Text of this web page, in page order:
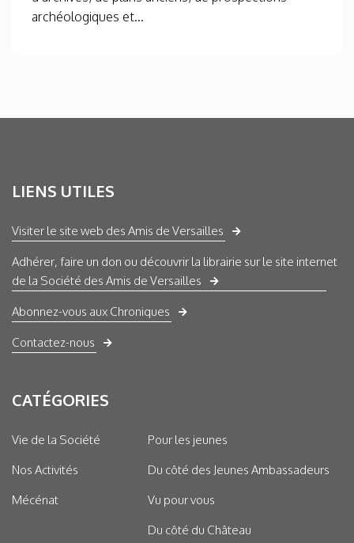
archéologiques et...
LIENS UTILES
Visiter le site web des Amis de Versailles
Adhérer, faire un don ou découvrir la librairie sur le site internet
de la Société des Amis de Versailles
Abonnez-vous aux Chroniques
Contactez-nous
CATÉGORIES
Vie de la Société
Nos Activités
Mécénat
Pour les jeunes
Du côté des Jeunes Ambassadeurs
Vu pour vous
Du côté du Château